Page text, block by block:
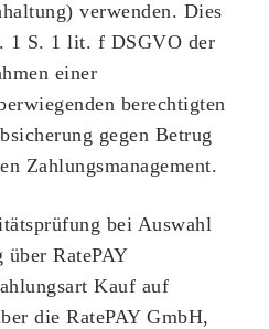
verwenden. Dies
1 S. 1 lit. f DSGVO der
einer
berechtigten
gegen Betrug
Zahlungsmanagement.
bei Auswahl
RatePAY
Kauf auf
die RatePAY GmbH,